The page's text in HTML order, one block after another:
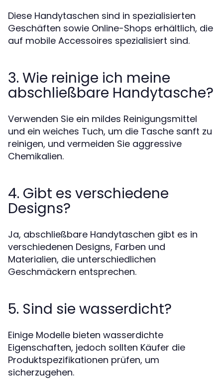
Diese Handytaschen sind in spezialisierten
Geschäften sowie Online-Shops erhältlich, die
auf mobile Accessoires spezialisiert sind.
3. Wie reinige ich meine
abschließbare Handytasche?
Verwenden Sie ein mildes Reinigungsmittel
und ein weiches Tuch, um die Tasche sanft zu
reinigen, und vermeiden Sie aggressive
Chemikalien.
4. Gibt es verschiedene
Designs?
Ja, abschließbare Handytaschen gibt es in
verschiedenen Designs, Farben und
Materialien, die unterschiedlichen
Geschmäckern entsprechen.
5. Sind sie wasserdicht?
Einige Modelle bieten wasserdichte
Eigenschaften, jedoch sollten Käufer die
Produktspezifikationen prüfen, um
sicherzugehen.